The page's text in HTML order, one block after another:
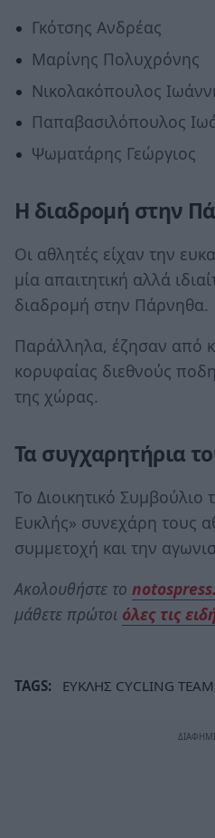
Γκότσης Ανδρέας
Μαρίνης Πολυχρόνης
Νικολακόπουλος
Παπαβασιλόπουλος
Ψωματάρης Γεώργιος
Η διαδρομή στην
Οι αθλητές είχαν την
μία απαιτητική αλλά
διαδρομή στην Πάρνηθα.
Παράλληλα, έζησαν από
κορυφαίας διεθνούς
της χώρας.
Τα συγχαρητήρια
Το Διοικητικό
Ευκλής» συνεχάρη τους
συμμετοχή και την
Ακολουθήστε το
μάθετε πρώτοι όλες τις
TAGS: ΕΥΚΛΗΣ CYCLING TEAM